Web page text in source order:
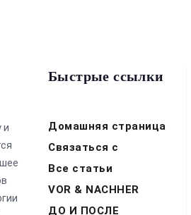
и
Быстрые ссылки
Домашняя страница
Связаться с
Все статьи
VOR & NACHHER
ДО И ПОСЛЕ